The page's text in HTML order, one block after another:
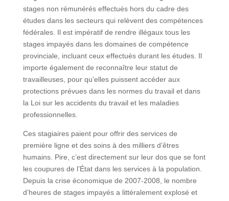
stages non rémunérés effectués hors du cadre des
études dans les secteurs qui relèvent des compétences
fédérales. Il est impératif de rendre illégaux tous les
stages impayés dans les domaines de compétence
provinciale, incluant ceux effectués durant les études. Il
importe également de reconnaître leur statut de
travailleuses, pour qu’elles puissent accéder aux
protections prévues dans les normes du travail et dans
la Loi sur les accidents du travail et les maladies
professionnelles.
Ces stagiaires paient pour offrir des services de
première ligne et des soins à des milliers d’êtres
humains. Pire, c’est directement sur leur dos que se font
les coupures de l’État dans les services à la population.
Depuis la crise économique de 2007-2008, le nombre
d’heures de stages impayés a littéralement explosé et